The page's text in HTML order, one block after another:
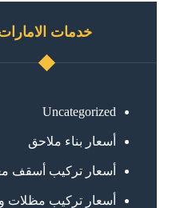
خدمات
Uncategorized
أسعار بناء ملاحق
أسعار تركيب أسقف
أسعار تركيب مظلات